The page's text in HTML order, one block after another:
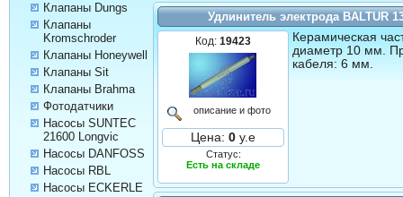
Клапаны Dungs
Клапаны
Kromschroder
Клапаны Honeywell
Клапаны Sit
Клапаны Brahma
Фотодатчики
Насосы SUNTEC
21600 Longvic
Насосы DANFOSS
Насосы RBL
Насосы ECKERLE
Удлинитель электрода BALTUR
Код:19423
описание и фото
Цена: 0 у.е
Статус:
Есть на складе
Керамическая
диаметр 10 мм.
кабеля: 6 мм.